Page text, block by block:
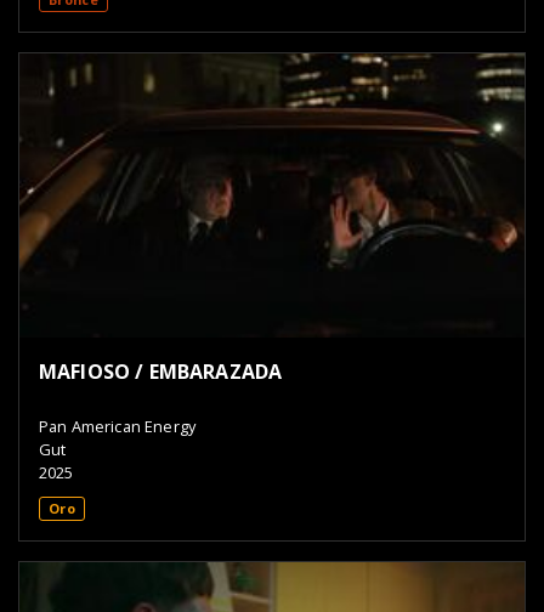
MAFIOSO / EMBARAZADA
Pan American Energy
Gut
2025
Oro